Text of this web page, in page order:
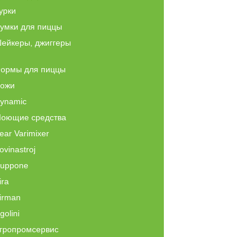
для пиццы
джиггеры
для пиццы
средства
Varimixer